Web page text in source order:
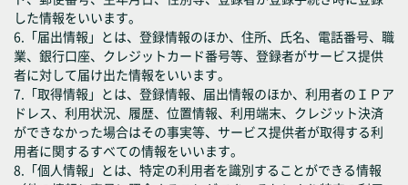
した情報をいいます。
6.「届出情報」とは、登録情報のほか、住所、氏名、電話番号、職
業、銀行口座、クレジットカード番号等、登録者がサービス提供
者に対して届け出た情報をいいます。
7.「取得情報」とは、登録情報、届出情報のほか、利用者のＩＰア
ドレス、利用状況、履歴、位置情報、利用端末、クレジット決済
ができなかった場合はその事実等、サービス提供者が取得する利
用者に関するすべての情報をいいます。
8.「個人情報」とは、特定の利用者を識別することができる情報